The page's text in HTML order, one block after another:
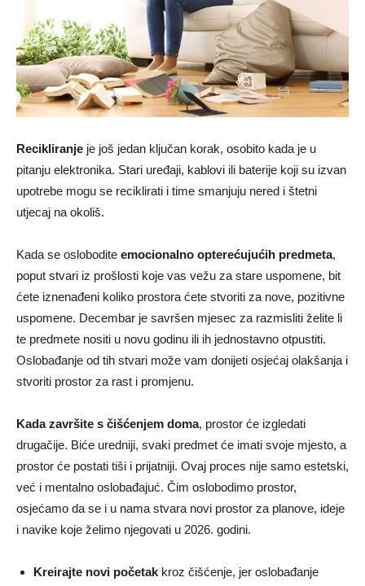
Recikliranje je još jedan ključan korak, osobito kada je u
pitanju elektronika. Stari uređaji, kablovi ili baterije koji su izvan
upotrebe mogu se reciklirati i time smanjuju nered i štetni
utjecaj na okoliš.
Kada se oslobodite emocionalno opterećujućih predmeta,
poput stvari iz prošlosti koje vas vežu za stare uspomene, bit
ćete iznenađeni koliko prostora ćete stvoriti za nove, pozitivne
uspomene. Decembar je savršen mjesec za razmisliti želite li
te predmete nositi u novu godinu ili ih jednostavno otpustiti.
Oslobađanje od tih stvari može vam donijeti osjećaj olakšanja i
stvoriti prostor za rast i promjenu.
Kada završite s čišćenjem doma, prostor će izgledati
drugačije. Biće uredniji, svaki predmet će imati svoje mjesto, a
prostor će postati tiši i prijatniji. Ovaj proces nije samo estetski,
već i mentalno oslobađajuć. Čim oslobodimo prostor,
osjećamo da se i u nama stvara novi prostor za planove, ideje
i navike koje želimo njegovati u 2026. godini.
Kreirajte novi početak kroz čišćenje, jer oslobađanje